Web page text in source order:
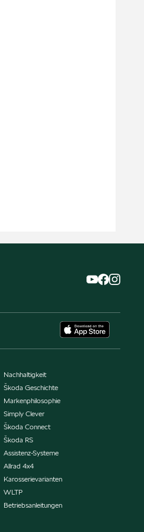
Nachhaltigkeit
Škoda Geschichte
Markenphilosophie
Simply Clever
Škoda Connect
Škoda RS
Assistenz-Systeme
Allrad 4x4
Karosserievarianten
WLTP
Betriebsanleitungen